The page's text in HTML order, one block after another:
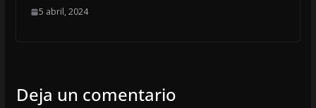
5 abril, 2024
Deja un comentario